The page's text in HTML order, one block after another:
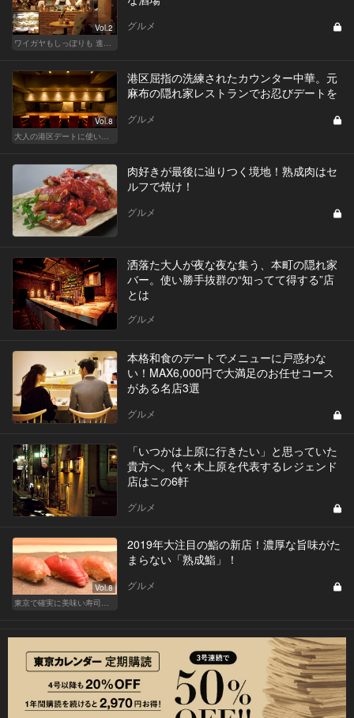
Vol.2
ワイガヤもしっぽりも 進化する大人の酒場スタイル
グルメ
Vol.8
大人の港区デートに使いたい、秘密の隠れ家
港区屈指の洗練されたカウンター中華。元
麻布の隠れ家レストランでお忍びデートを
グルメ
肉好きが最後に辿りつく境地！熟成肉はセ
ルフで焼け！
グルメ
洒落た大人が夜な夜な集う、本町の隠れ家
バー。使い勝手抜群の“知ってて得する”店
とは
グルメ
本格和食のデートでメニューに戸惑わな
い！MAX6,000円で大満足のお任せコース
がある名店3選
グルメ
「いつかは上原に行きたい」と思っていた
貴方へ。代々木上原を代表するレジェンド
店はこの6軒
グルメ
Vol.8
東京で確実に美味い寿司はここだ！
2019年大注目の鮨の新店！濃厚な旨味がた
まらない「熟成鮨」！
グルメ